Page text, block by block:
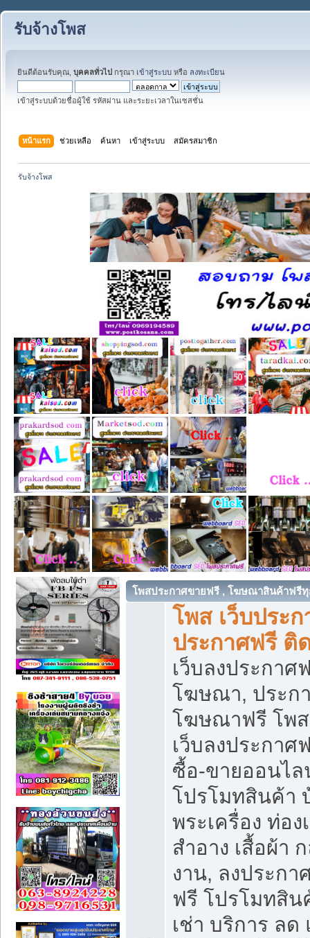
รับจ้างโพส
ยินดีต้อนรับคุณ, บุคคลทั่วไป กรุณา เข้าสู่ระบบ หรือ ลงทะเบียน
เข้าสู่ระบบด้วยชื่อผู้ใช้ รหัสผ่าน และระยะเวลาในเซสชั่น
หน้าแรก ช่วยเหลือ ค้นหา เข้าสู่ระบบ สมัครสมาชิก
รับจ้างโพส
โพสประกาศขายฟรี , โฆษณาสินค้าฟรี
โพส เว็บประก
ประกาศฟรี ติ
เว็บลงประกา
โฆษณา, ประก
โฆษณาฟรี โพส
เว็บลงประกา
ซื้อ-ขายออนไล
โปรโมทสินค้า
พระเครื่อง ท่อง
สำอาง เสื้อผ้า
งาน, ลงประก
ฟรี โปรโมทสิ
เช่า บริการ ลด